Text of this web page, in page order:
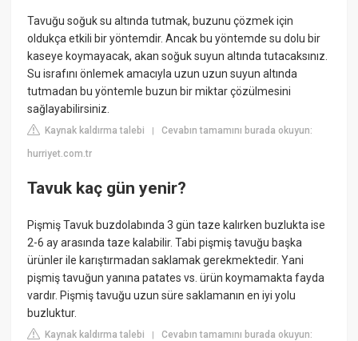
Tavuğu soğuk su altında tutmak, buzunu çözmek için
oldukça etkili bir yöntemdir. Ancak bu yöntemde su dolu bir
kaseye koymayacak, akan soğuk suyun altında tutacaksınız.
Su israfını önlemek amacıyla uzun uzun suyun altında
tutmadan bu yöntemle buzun bir miktar çözülmesini
sağlayabilirsiniz.
Kaynak kaldırma talebi |Cevabın tamamını burada okuyun:
hurriyet.com.tr
Tavuk kaç gün yenir?
Pişmiş Tavuk buzdolabında 3 gün taze kalırken buzlukta ise
2-6 ay arasında taze kalabilir. Tabi pişmiş tavuğu başka
ürünler ile karıştırmadan saklamak gerekmektedir. Yani
pişmiş tavuğun yanına patates vs. ürün koymamakta fayda
vardır. Pişmiş tavuğu uzun süre saklamanın en iyi yolu
buzluktur.
Kaynak kaldırma talebi |Cevabın tamamını burada okuyun: